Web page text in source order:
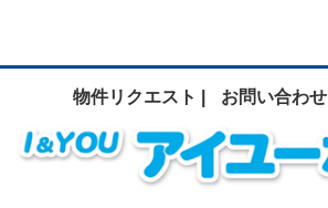
物件リクエスト | お問い合わせ |